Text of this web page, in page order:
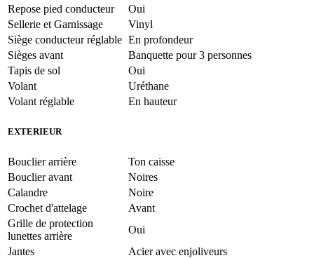
Repose pied conducteur
Oui
Sellerie et Garnissage
Vinyl
Siège conducteur réglable En profondeur
Sièges avant
Banquette pour 3 personnes
Tapis de sol
Oui
Volant
Uréthane
Volant réglable
En hauteur
EXTERIEUR
Bouclier arrière
Ton caisse
Bouclier avant
Noires
Calandre
Noire
Crochet d'attelage
Avant
Grille de protection
lunettes arrière
Oui
Jantes
Acier avec enjoliveurs